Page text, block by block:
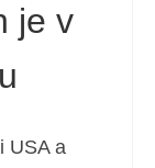
je v
USA a